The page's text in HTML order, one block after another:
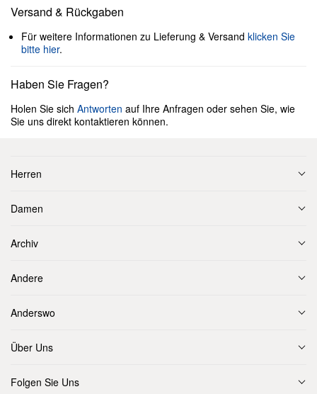
Versand & Rückgaben
Für weitere Informationen zu Lieferung & Versand klicken Sie
bitte hier.
Haben Sie Fragen?
Holen Sie sich Antworten auf Ihre Anfragen oder sehen Sie, wie
Sie uns direkt kontaktieren können.
Herren
Damen
Archiv
Andere
Anderswo
Über Uns
Folgen Sie Uns